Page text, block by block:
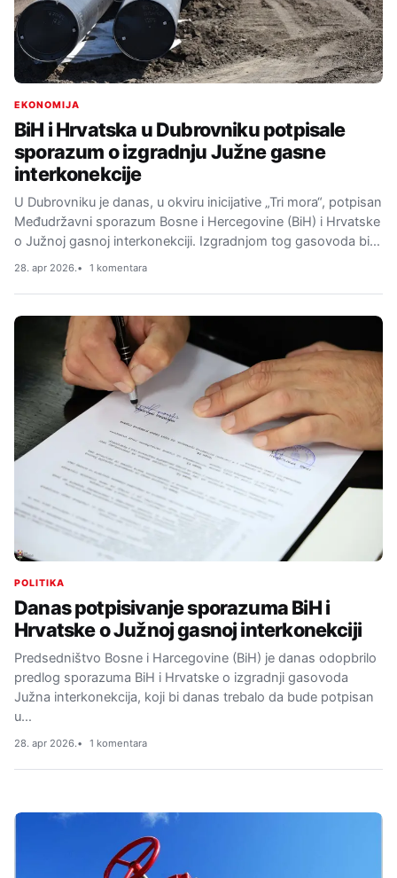
EKONOMIJA
BiH i Hrvatska u Dubrovniku potpisale
sporazum o izgradnju Južne gasne
interkonekcije
U Dubrovniku je danas, u okviru inicijative „Tri mora“, potpisan
Međudržavni sporazum Bosne i Hercegovine (BiH) i Hrvatske
o Južnoj gasnoj interkonekciji. Izgradnjom tog gasovoda bi…
28. apr 2026. 1 komentara
POLITIKA
Danas potpisivanje sporazuma BiH i
Hrvatske o Južnoj gasnoj interkonekciji
Predsedništvo Bosne i Harcegovine (BiH) je danas odopbrilo
predlog sporazuma BiH i Hrvatske o izgradnji gasovoda
Južna interkonekcija, koji bi danas trebalo da bude potpisan
u…
28. apr 2026. 1 komentara